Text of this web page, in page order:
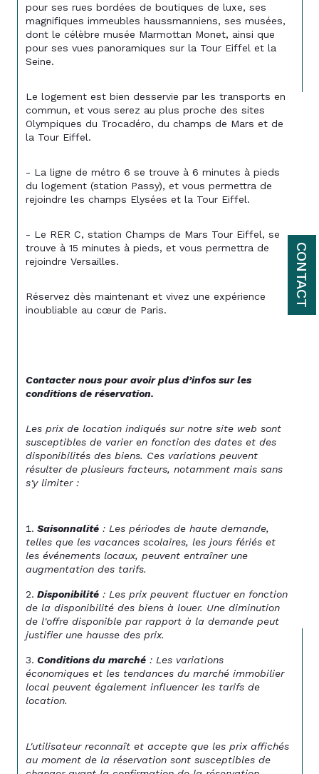
CONTACT
pour ses rues bordées de boutiques de luxe, ses
magnifiques immeubles haussmanniens, ses musées,
dont le célèbre musée Marmottan Monet, ainsi que
pour ses vues panoramiques sur la Tour Eiffel et la
Seine.
Le logement est bien desservie par les transports en
commun, et vous serez au plus proche des sites
Olympiques du Trocadéro, du champs de Mars et de
la Tour Eiffel.
- La ligne de métro 6 se trouve à 6 minutes à pieds
du logement (station Passy), et vous permettra de
rejoindre les champs Elysées et la Tour Eiffel.
- Le RER C, station Champs de Mars Tour Eiffel, se
trouve à 15 minutes à pieds, et vous permettra de
rejoindre Versailles.
Réservez dès maintenant et vivez une expérience
inoubliable au cœur de Paris.
Contacter nous pour avoir plus d’infos sur les
conditions de réservation.
Les prix de location indiqués sur notre site web sont
susceptibles de varier en fonction des dates et des
disponibilités des biens. Ces variations peuvent
résulter de plusieurs facteurs, notamment mais sans
s'y limiter :
Saisonnalité : Les périodes de haute demande,
telles que les vacances scolaires, les jours fériés et
les événements locaux, peuvent entraîner une
augmentation des tarifs.
Disponibilité : Les prix peuvent fluctuer en fonction
de la disponibilité des biens à louer. Une diminution
de l'offre disponible par rapport à la demande peut
justifier une hausse des prix.
Conditions du marché : Les variations
économiques et les tendances du marché immobilier
local peuvent également influencer les tarifs de
location.
L'utilisateur reconnaît et accepte que les prix affichés
au moment de la réservation sont susceptibles de